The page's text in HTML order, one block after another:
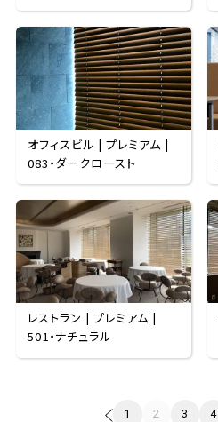
オフィスビル | プレミアム |
083・ダークロースト
レストラン | プレミアム |
501・ナチュラル
1 2 3 4